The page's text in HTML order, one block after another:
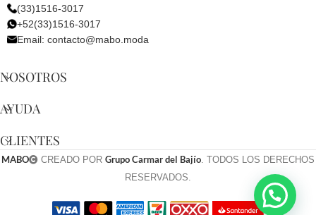
(33)1516-3017
+52(33)1516-3017
Email: contacto@mabo.moda
NOSOTROS
AYUDA
CLIENTES
MABO CREADO POR Grupo Carmar del Bajío. TODOS LOS DERECHOS
RESERVADOS.